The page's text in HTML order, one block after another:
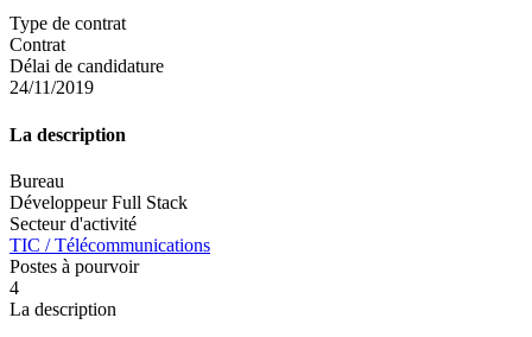
Type de contrat
Contrat
Délai de candidature
24/11/2019
La description
Bureau
Développeur Full Stack
Secteur d'activité
TIC / Télécommunications
Postes à pourvoir
4
La description